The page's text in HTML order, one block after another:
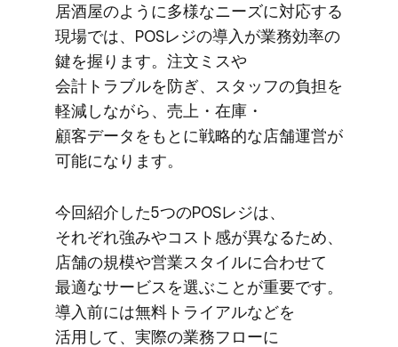
居酒屋のように​多様な​ニーズに​対応する​
現場では、​POSレジの​導入が​業務効率の​
鍵を​握ります。​注文ミスや​
会計トラブルを​防ぎ、​スタッフの​負担を​
軽減しながら、​売上・在庫・
顧客データを​もとに​戦略的な​店舗運営が​
可能に​なります。
今回紹介した​5つの​POSレジは、​
それぞれ強みや​コスト感が​異なる​ため、​
店舗の​規模や​営業スタイルに​合わせて​
最適な​サービスを​選ぶことが​重要です。​
導入前には​無料トライアルなどを​
活用して、​実際の​業務フローに​